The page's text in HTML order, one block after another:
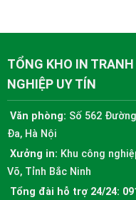
TỔNG KHO IN
NGHIỆP UY TÍN
Văn phòng: Số 562
Đa, Hà Nội
Xưởng in: Khu công
Võ, Tỉnh Bắc Ninh
Tổng đài hỗ trợ 24/24: